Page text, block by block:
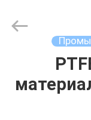
ДОМОЙ
group.